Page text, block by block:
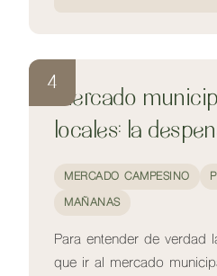
4Mercado
locales: la
MERCADO CAMPESINO
MAÑANAS
Para entender de verdad
que ir al mercado